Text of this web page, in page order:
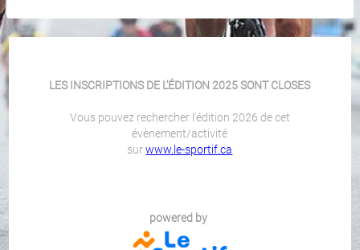
LES INSCRIPTIONS DE L'ÉDITION 2025 SONT CLOSES
Vous pouvez rechercher l'édition 2026 de cet
évènement/activité
surwww.le-sportif.ca
powered by